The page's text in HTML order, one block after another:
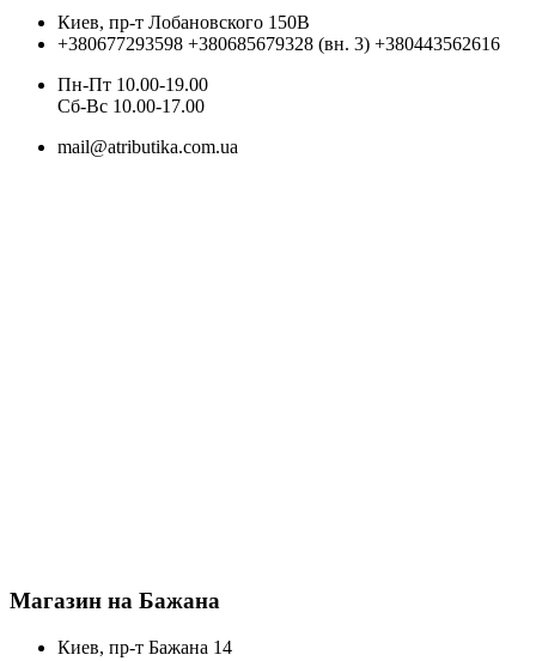
Киев, пр-т Лобановского 150В
+380677293598 +380685679328 (вн. 3) +380443562616
Пн-Пт 10.00-19.00
Cб-Вс 10.00-17.00
mail@atributika.com.ua
Магазин на Бажана
Киев, пр-т Бажана 14